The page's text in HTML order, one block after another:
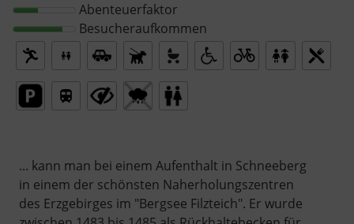
Abenteuerfaktor
Besucheraufkommen
... kann man bei einem Aufenthalt in Schneeberg
in einem der schönsten Naherholungszentren
des Erzgebirges im "Bergsee Filzteich". Er wurde